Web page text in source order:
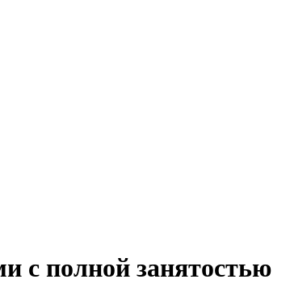
с полной занятостью